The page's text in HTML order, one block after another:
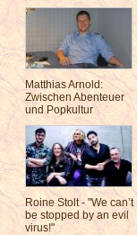
Matthias Arnold:
Zwischen Abenteuer
und Popkultur
Roine Stolt - "We can’t
be stopped by an evil
virus!"